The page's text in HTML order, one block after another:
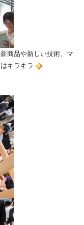
商品や新しい技術、マ
キラキラ